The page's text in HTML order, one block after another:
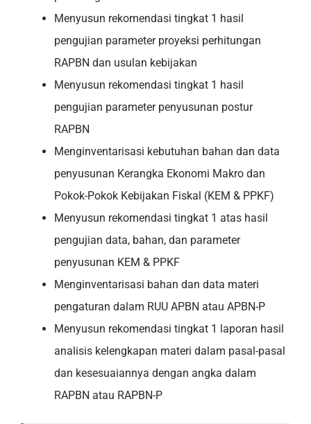
Menyusun rekomendasi tingkat 1 hasil
pengujian parameter proyeksi perhitungan
RAPBN dan usulan kebijakan
Menyusun rekomendasi tingkat 1 hasil
pengujian parameter penyusunan postur
RAPBN
Menginventarisasi kebutuhan bahan dan data
penyusunan Kerangka Ekonomi Makro dan
Pokok-Pokok Kebijakan Fiskal (KEM & PPKF)
Menyusun rekomendasi tingkat 1 atas hasil
pengujian data, bahan, dan parameter
penyusunan KEM & PPKF
Menginventarisasi bahan dan data materi
pengaturan dalam RUU APBN atau APBN-P
Menyusun rekomendasi tingkat 1 laporan hasil
analisis kelengkapan materi dalam pasal-pasal
dan kesesuaiannya dengan angka dalam
RAPBN atau RAPBN-P